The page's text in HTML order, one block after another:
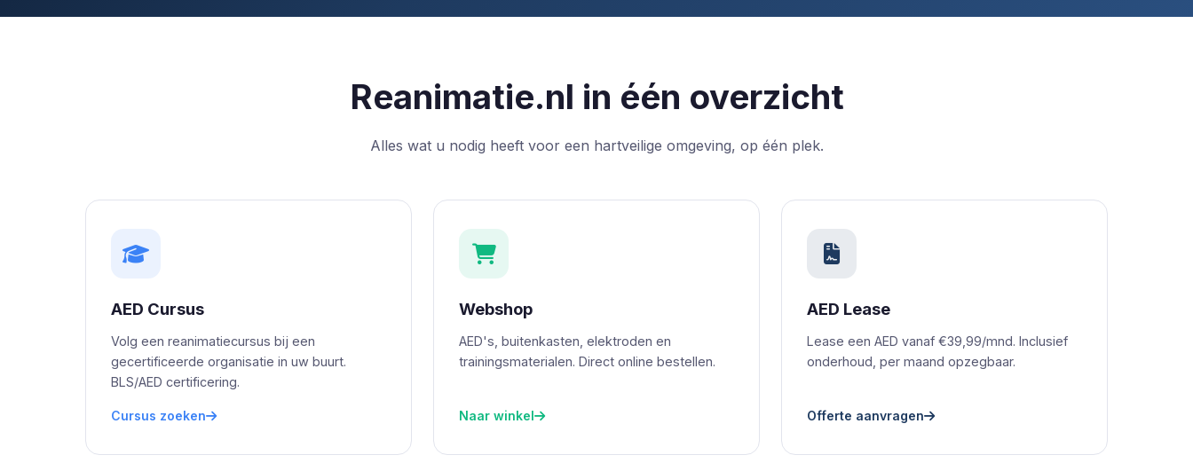
Reanimatie.nl in één overzicht
Alles wat u nodig heeft voor een hartveilige omgeving, op één plek.
AED Cursus
Volg een reanimatiecursus bij een
gecertificeerde organisatie in uw buurt.
BLS/AED certificering.
Cursus zoeken
Webshop
AED's, buitenkasten, elektroden en
trainingsmaterialen. Direct online bestellen.
Naar winkel
AED Lease
Lease een AED vanaf €39,99/mnd. Inclusief
onderhoud, per maand opzegbaar.
Offerte aanvragen